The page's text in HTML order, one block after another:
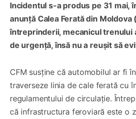
Incidentul s-a produs pe 31 mai,
anunță Calea Ferată din Moldova
întreprinderii, mecanicul trenului
de urgență, însă nu a reușit să
CFM susține că automobilul ar fi
traverseze linia de cale ferată cu
regulamentului de circulație.
că infrastructura feroviară este o